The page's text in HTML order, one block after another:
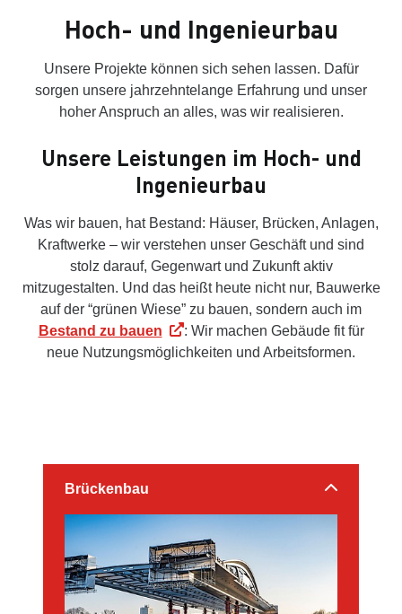
Hoch- und Ingenieurbau
Unsere Projekte können sich sehen lassen. Dafür
sorgen unsere jahrzehntelange Erfahrung und unser
hoher Anspruch an alles, was wir realisieren.
Unsere Leistungen im Hoch- und
Ingenieurbau
Was wir bauen, hat Bestand: Häuser, Brücken, Anlagen,
Kraftwerke – wir verstehen unser Geschäft und sind
stolz darauf, Gegenwart und Zukunft aktiv
mitzugestalten. Und das heißt heute nicht nur, Bauwerke
auf der “grünen Wiese” zu bauen, sondern auch im
Bestand zu bauen
: Wir machen Gebäude fit für
neue Nutzungsmöglichkeiten und Arbeitsformen.
Brückenbau